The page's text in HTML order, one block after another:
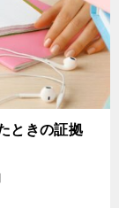
ときの証拠